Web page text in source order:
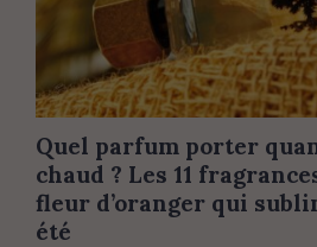
Quel parfum porter
chaud ? Les 11
fleur d’oranger qui
été